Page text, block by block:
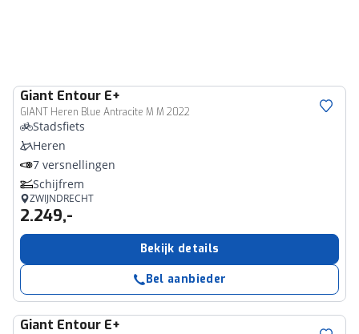
Giant Entour E+
GIANT Heren Blue Antracite M M 2022
Stadsfiets
Heren
7 versnellingen
Schijfrem
ZWIJNDRECHT
2.249,-
Bekijk details
Bel aanbieder
Giant Entour E+